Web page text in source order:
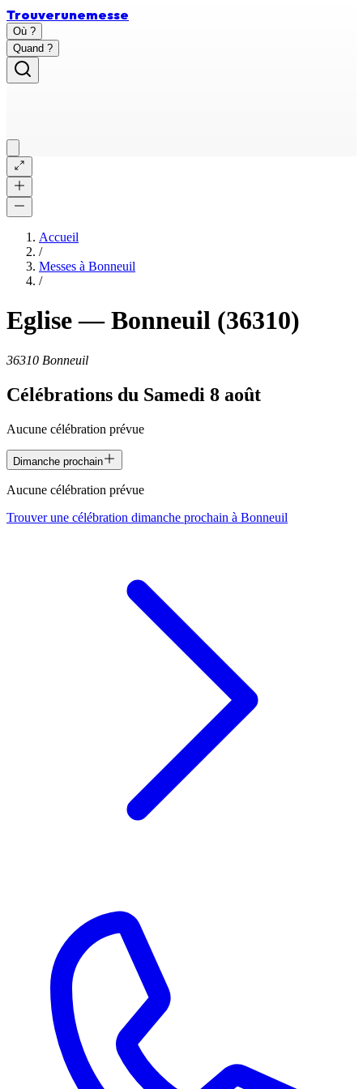
Trouverunemesse
Où ?
Quand ?
Accueil
/
Messes à Bonneuil
/
Eglise—Bonneuil (36310)
36310 Bonneuil
Célébrations du Samedi 8 août
Aucune célébration prévue
Dimanche prochain
Aucune célébration prévue
Trouver une célébration dimanche prochain à Bonneuil